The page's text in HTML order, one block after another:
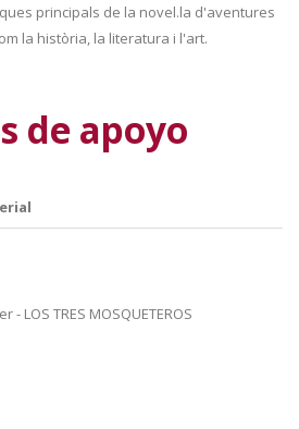
principals de la novel.la d'aventures
la història, la literatura i l'art.
de apoyo
- LOS TRES MOSQUETEROS